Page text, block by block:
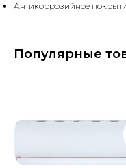
Антикоррозийное
Популярные